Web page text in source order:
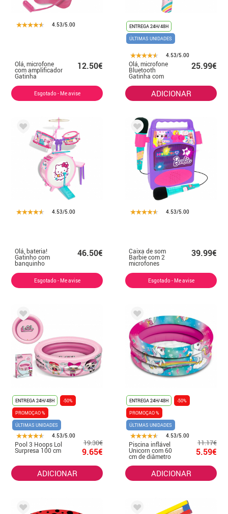
4.53/5.00
Olá, microfone
com amplificador
Gatinha
12.50€
Esgotado - Me avise
ENTREGA 24H/48H
ÚLTIMAS UNIDADES
4.53/5.00
Olá, microfone
Bluetooth
Gatinha com
25.99€
ADICIONAR
4.53/5.00
Olá, bateria!
Gatinho com
banquinho
46.50€
Esgotado - Me avise
4.53/5.00
Caixa de som
Barbie com 2
microfones
39.99€
Esgotado - Me avise
ENTREGA 24H/48H
-50%
PROMOÇAO %
ÚLTIMAS UNIDADES
4.53/5.00
Pool 3 Hoops Lol
Surpresa 100 cm
19.30€
9.65€
ADICIONAR
ENTREGA 24H/48H
-50%
PROMOÇAO %
ÚLTIMAS UNIDADES
4.53/5.00
Piscina inflável
Unicorn com 60
cm de diâmetro
11.17€
5.59€
ADICIONAR